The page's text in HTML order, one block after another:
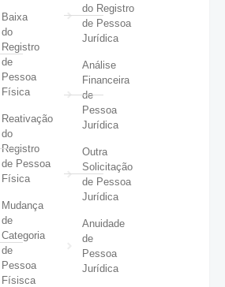
Baixa
do
Registro
de
Pessoa
Física
Reativação
do
Registro
de Pessoa
Física
Mudança
de
Categoria
de
Pessoa
Físisca
do Registro
de Pessoa
Jurídica
Análise
Financeira
de
Pessoa
Jurídica
Outra
Solicitação
de Pessoa
Jurídica
Anuidade
de
Pessoa
Jurídica